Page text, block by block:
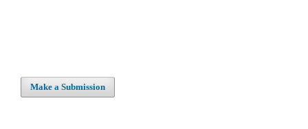
Make a Submission